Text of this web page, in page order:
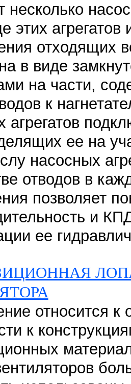
несколько
этих агрегатов
отходящих
в виде
на части,
к
агрегатов
ее на
насосных
отводов в
позволяет
и
ее
относится
к